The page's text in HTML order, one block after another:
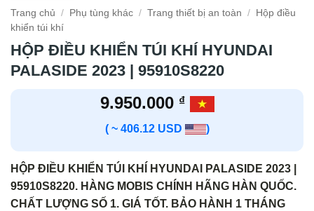
Trang chủ / Phụ tùng khác / Trang thiết bị an toàn /
Hộp điều
khiển túi khí
HỘP ĐIỀU KHIỂN TÚI KHÍ HYUNDAI
PALASIDE 2023 | 95910S8220
9.950.000 ₫
( ~ 406.12 USD )
HỘP ĐIỀU KHIỂN TÚI KHÍ HYUNDAI PALASIDE 2023 |
95910S8220. HÀNG MOBIS CHÍNH HÃNG HÀN QUỐC.
CHẤT LƯỢNG SỐ 1. GIÁ TỐT. BẢO HÀNH 1 THÁNG